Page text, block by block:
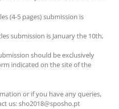
(4-5 pages) submission is
submission is January the 10th,
should be exclusively
indicated on the site of the
or if you have any queries,
us: sho2018@sposho.pt